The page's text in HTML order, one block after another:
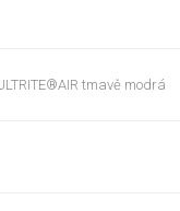
tmavě modrá